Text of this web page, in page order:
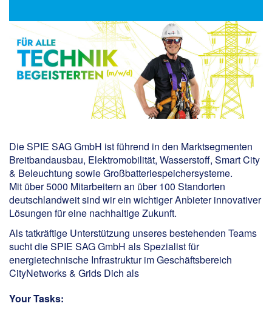
Die SPIE SAG GmbH ist führend in den Marktsegmenten
Breitbandausbau, Elektromobilität, Wasserstoff, Smart City
& Beleuchtung sowie Großbatteriespeichersysteme.
Mit über 5000 Mitarbeitern an über 100 Standorten
deutschlandweit sind wir ein wichtiger Anbieter innovativer
Lösungen für eine nachhaltige Zukunft.
Als tatkräftige Unterstützung unseres bestehenden Teams
sucht die SPIE SAG GmbH als Spezialist für
energietechnische Infrastruktur im Geschäftsbereich
CityNetworks & Grids Dich als
Your Tasks: